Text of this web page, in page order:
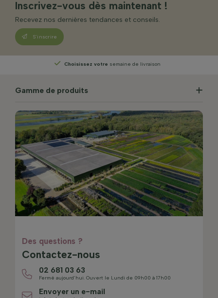
Inscrivez-vous dès maintenant !
Recevez nos dernières tendances et conseils.
S’inscrire
Choisissez votre semaine de livraison
Gamme de produits
Des questions ?
Contactez-nous
02 681 03 63
Fermé aujourd’hui. Ouvert le Lundi de 09h00 à 17h00
Envoyer un e-mail